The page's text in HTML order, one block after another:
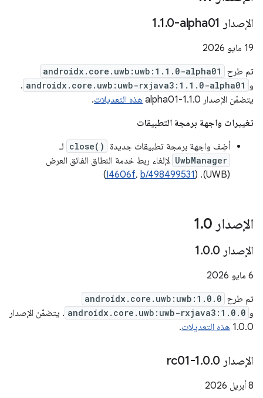
الإصدار ‎1 .1.0-alpha01
‫19 مايو 2026
تم طرح
androidx.core.uwb:uwb:1.1.0-alpha01
و androidx.core.uwb:uwb-rxjava3:1.1.0-alpha01
.
يتضمّن الإصدار 1.1.0-alpha01
هذه التعديلات.
تغييرات واجهة برمجة التطبيقات
أضِف واجهة برمجة تطبيقات جديدة
close() لـ
UwbManager لإلغاء ربط خدمة النطاق الفائق العرض
(UWB). (
I4606f، b/498499531
)
الإصدار 1 .0
الإصدار 1 .0.0
‫6 مايو 2026
تم طرح androidx.core.uwb:uwb:1.0.0
و androidx.core.uwb:uwb-rxjava3:1.0.0 . يتضمّن الإصدار
1.0.0 هذه التعديلات.
الإصدار 1 .0.0-rc01
‫8 أبريل 2026